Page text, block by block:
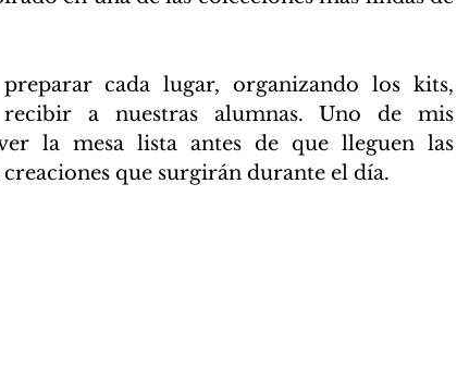
cada lugar, organizando los kits,
a nuestras alumnas. Uno de mis
la mesa lista antes de que lleguen las
que surgirán durante el día.